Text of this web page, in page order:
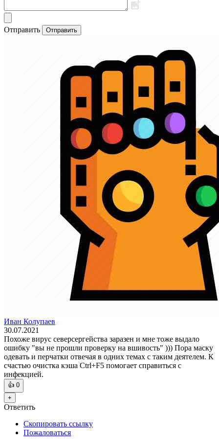
Отправить Отправить
Иван Колупаев
30.07.2021
Похоже вирус северсергейства заразен и мне тоже выдало
ошибку "вы не прошли проверку на вшивость" ))) Пора маску
одевать и перчатки отвечая в одних темах с таким деятелем. К
счастью очистка кэша Ctrl+F5 помогает справиться с
инфекцией.
👍 0
+
Ответить
Скопировать ссылку
Пожаловаться